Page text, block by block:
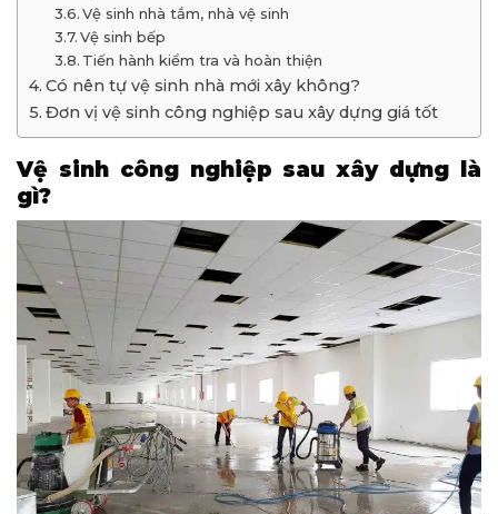
Vệ sinh nhà tắm, nhà vệ sinh
Vệ sinh bếp
Tiến hành kiểm tra và hoàn thiện
Có nên tự vệ sinh nhà mới xây không?
Đơn vị vệ sinh công nghiệp sau xây dựng giá tốt
Vệ sinh công nghiệp sau xây dựng là
gì?